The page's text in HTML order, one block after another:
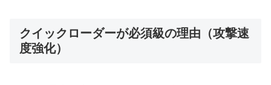
クイックローダーが必須級の理由（攻撃速
度強化）